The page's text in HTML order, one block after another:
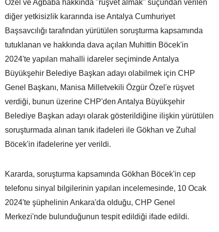
Özel ve Ağbaba hakkında "rüşvet almak" suçundan verilen
diğer yetkisizlik kararında ise Antalya Cumhuriyet
Başsavcılığı tarafından yürütülen soruşturma kapsamında
tutuklanan ve hakkında dava açılan Muhittin Böcek'in
2024'te yapılan mahalli idareler seçiminde Antalya
Büyükşehir Belediye Başkan adayı olabilmek için CHP
Genel Başkanı, Manisa Milletvekili Özgür Özel'e rüşvet
verdiği, bunun üzerine CHP'den Antalya Büyükşehir
Belediye Başkan adayı olarak gösterildiğine ilişkin yürütülen
soruşturmada alınan tanık ifadeleri ile Gökhan ve Zuhal
Böcek'in ifadelerine yer verildi.
Kararda, soruşturma kapsamında Gökhan Böcek'in cep
telefonu sinyal bilgilerinin yapılan incelemesinde, 10 Ocak
2024'te şüphelinin Ankara'da olduğu, CHP Genel
Merkezi'nde bulunduğunun tespit edildiği ifade edildi.